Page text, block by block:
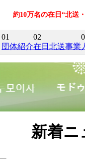
約10万名の在日“北送
01
団体紹介
02
在日北送事業
新着ニ